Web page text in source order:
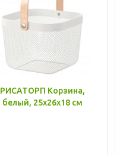
РИСАТОРП Корзина,
белый, 25x26x18 см